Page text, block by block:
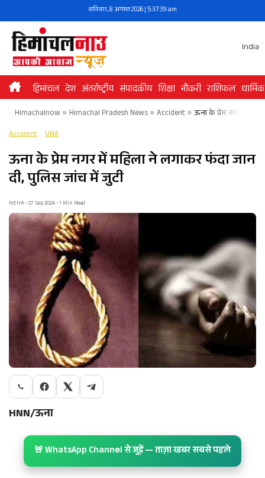
to
content
शनिवार, 8 अगस्त 2026 | 5:37:39 am
India
हिमांचल देश अंतर्राष्ट्रीय संपादकीय शिक्षा नौकरी राशिफल धार्मिक
Himachalnow» Himachal Pradesh News» Accident» ऊना के प्रेम नगर में
Accident UNA
ऊना के प्रेम नगर में महिला ने लगाकर फंदा जान
दी, पुलिस जांच में जुटी
NEHA • 27 Sep 2024 • 1 Min Read
HNN/ऊना
🚨 WhatsApp Channel से जुड़ें — ताज़ा खबर सबसे पहले